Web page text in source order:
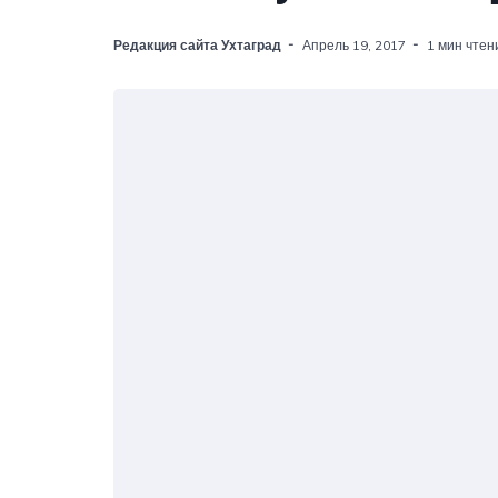
Редакция сайта Ухтаград Апрель 19, 2017 1 мин